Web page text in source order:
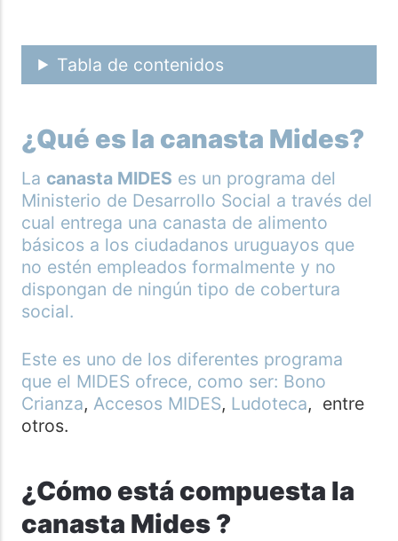
Tabla de contenidos
¿Qué es la canasta Mides?
La canasta MIDES es un programa del
Ministerio de Desarrollo Social a través del
cual entrega una canasta de alimento
básicos a los ciudadanos uruguayos que
no estén empleados formalmente y no
dispongan de ningún tipo de cobertura
social.
Este es uno de los diferentes programa
que el MIDES ofrece, como ser: Bono
Crianza, Accesos MIDES, Ludoteca, entre
otros.
¿Cómo está compuesta la
canasta Mides ?